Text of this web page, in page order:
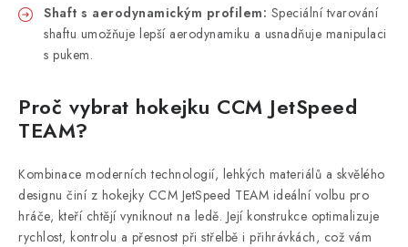
Shaft s aerodynamickým profilem: Speciální tvarování
shaftu umožňuje lepší aerodynamiku a usnadňuje manipulaci
s pukem.
Proč vybrat hokejku CCM JetSpeed
TEAM?
Kombinace moderních technologií, lehkých materiálů a skvělého
designu činí z hokejky CCM JetSpeed TEAM ideální volbu pro
hráče, kteří chtějí vyniknout na ledě. Její konstrukce optimalizuje
rychlost, kontrolu a přesnost při střelbě i přihrávkách, což vám